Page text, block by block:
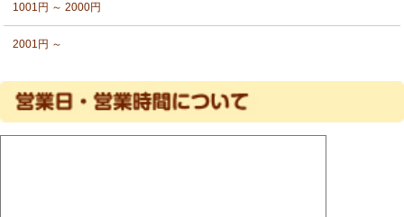
1001円 ～ 2000円
2001円 ～